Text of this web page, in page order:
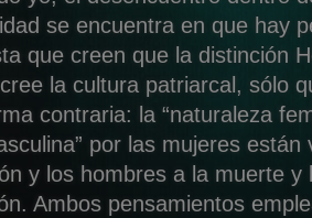
se encuentra en que hay
que creen que la distinción
la cultura patriarcal, sólo
contraria: la “naturaleza
por las mujeres
y los hombres a la muerte y
Ambos pensamientos